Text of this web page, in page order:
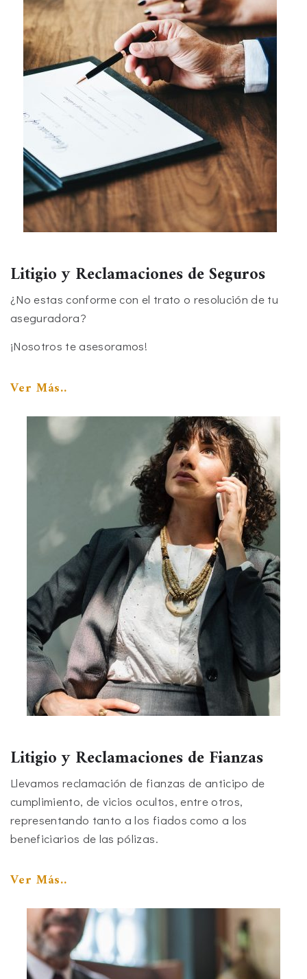
Litigio y Reclamaciones de Seguros
¿No estas conforme con el trato o resolución de tu
aseguradora?
¡Nosotros te asesoramos!
Ver Más..
Litigio y Reclamaciones de Fianzas
Llevamos reclamación de fianzas de anticipo de
cumplimiento, de vicios ocultos, entre otros,
representando tanto a los fiados como a los
beneficiarios de las pólizas.
Ver Más..